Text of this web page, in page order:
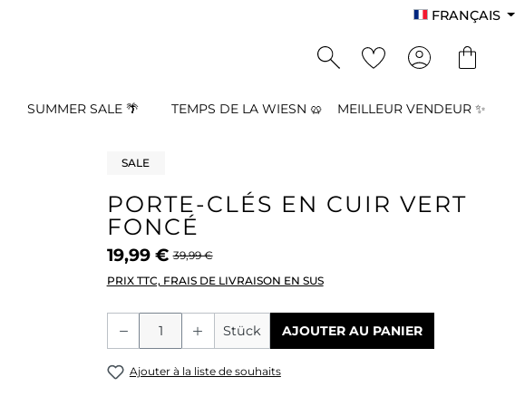
FRANÇAIS
SUMMER SALE 🌴 TEMPS DE LA WIESN 🥨 MEILLEUR VENDEUR ✨
SALE
PORTE-CLÉS EN CUIR VERT
FONCÉ
19,99 € 39,99 €
PRIX TTC, FRAIS DE LIVRAISON EN SUS
Quantité de produit : Entrez la
Stück AJOUTER AU PANIER
Ajouter à la liste de souhaits